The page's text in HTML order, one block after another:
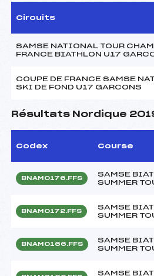
Circuits
SAMSE NATIONAL TOUR
FRANCE BIATHLON U17
COUPE DE FRANCE SAMSE
SKI DE FOND U17 GARCONS
Résultats Nordique
Codex Course
BNAM0176.FFS
SAMSE
SUMMER
BNAM0172.FFS
SAMSE
SUMMER
BNAM0166.FFS
SAMSE
SUMMER
SAMSE